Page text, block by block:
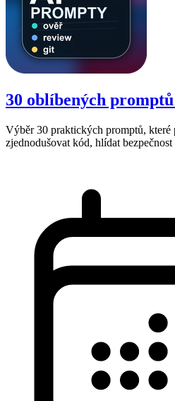
30 oblíbených
Výběr 30 praktických promptů, které
zjednodušovat kód, hlídat